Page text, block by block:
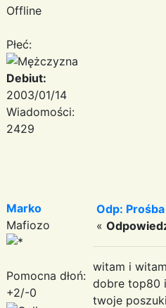
Offline
Płeć:
Debiut:
2003/01/14
Wiadomości:
2429
Marko
Mafiozo
Pomocna dłoń:
+2/-0
Odp:
«
witam i
dobre top80
twoje